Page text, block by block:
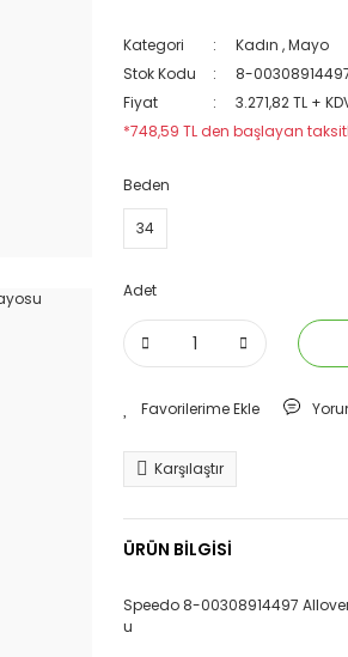
Kategori Kadın ,Mayo
Stok Kodu
8-
Fiyat
3.271,82 TL +
*748,59 TL den başlayan
Beden
34
Adet
Karşılaştır
ÜRÜN BİLGİSİ
Speedo 8-00308914497
u